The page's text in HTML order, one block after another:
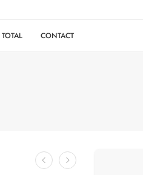
TOTAL CONTACT